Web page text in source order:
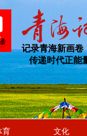
育 文化
记录青海新画卷
传递时代正能